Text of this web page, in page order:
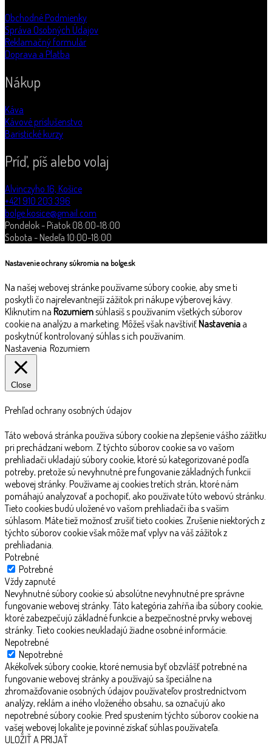
Obchodné Podmienky
Správa Osobných Údajov
Reklamačný formulár
Doprava a Platba
Nákup
Káva
Kávové príslušenstvo
Baristické kurzy
Príď, píš alebo volaj
Alvinczyho 16, Košice
+421 910 203 396
bolge.kosice@gmail.com
Pondelok - Piatok 08:00-18:00
Sobota - Nedeľa 10:00-18:00
Nastavenie ochrany súkromia na bolge.sk
Na našej webovej stránke používame súbory cookie, aby sme ti
poskytli čo najrelevantnejší zážitok pri nákupe výberovej kávy.
Kliknutím na Rozumiemsúhlasíš s používaním všetkých súborov
cookie na analýzu a marketing. Môžeš však navštíviťNastavenia a
poskytnúť kontrolovaný súhlas s ich používaním.
Nastavenia Rozumiem
Close
Prehľad ochrany osobných údajov
Táto webová stránka používa súbory cookie na zlepšenie vášho zážitku
pri prechádzaní webom. Z týchto súborov cookie sa vo vašom
prehliadači ukladajú súbory cookie, ktoré sú kategorizované podľa
potreby, pretože sú nevyhnutné pre fungovanie základných funkcií
webovej stránky. Používame aj cookies tretích strán, ktoré nám
pomáhajú analyzovať a pochopiť, ako používate túto webovú stránku.
Tieto cookies budú uložené vo vašom prehliadači iba s vaším
súhlasom. Máte tiež možnosť zrušiť tieto cookies. Zrušenie niektorých z
týchto súborov cookie však môže mať vplyv na váš zážitok z
prehliadania.
Potrebné
Potrebné
Vždy zapnuté
Nevyhnutné súbory cookie sú absolútne nevyhnutné pre správne
fungovanie webovej stránky. Táto kategória zahŕňa iba súbory cookie,
ktoré zabezpečujú základné funkcie a bezpečnostné prvky webovej
stránky. Tieto cookies neukladajú žiadne osobné informácie.
Nepotrebné
Nepotrebné
Akékoľvek súbory cookie, ktoré nemusia byť obzvlášť potrebné na
fungovanie webovej stránky a používajú sa špeciálne na
zhromažďovanie osobných údajov používateľov prostredníctvom
analýzy, reklám a iného vloženého obsahu, sa označujú ako
nepotrebné súbory cookie. Pred spustením týchto súborov cookie na
vašej webovej lokalite je povinné získať súhlas používateľa.
ULOŽIŤ A PRIJAŤ